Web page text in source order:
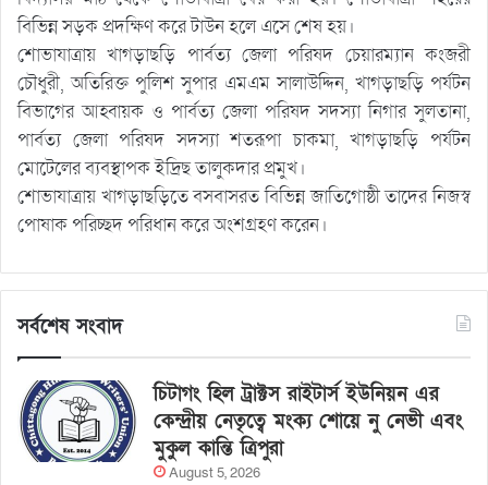
বিভিন্ন সড়ক প্রদক্ষিণ করে টাউন হলে এসে শেষ হয়।
শোভাযাত্রায় খাগড়াছড়ি পার্বত্য জেলা পরিষদ চেয়ারম্যান কংজরী
চৌধুরী, অতিরিক্ত পুলিশ সুপার এমএম সালাউদ্দিন, খাগড়াছড়ি পর্যটন
বিভাগের আহ্বায়ক ও পার্বত্য জেলা পরিষদ সদস্যা নিগার সুলতানা,
পার্বত্য জেলা পরিষদ সদস্যা শতরূপা চাকমা, খাগড়াছড়ি পর্যটন
মোটেলের ব্যবস্থাপক ইদ্রিছ তালুকদার প্রমুখ।
শোভাযাত্রায় খাগড়াছড়িতে বসবাসরত বিভিন্ন জাতিগোষ্ঠী তাদের নিজস্ব
পোষাক পরিচ্ছদ পরিধান করে অংশগ্রহণ করেন।
সর্বশেষ সংবাদ
চিটাগং হিল ট্রাক্টস রাইটার্স ইউনিয়ন এর
কেন্দ্রীয় নেতৃত্বে মংক্য শোয়ে নু নেভী এবং
মুকুল কান্তি ত্রিপুরা
August 5, 2026